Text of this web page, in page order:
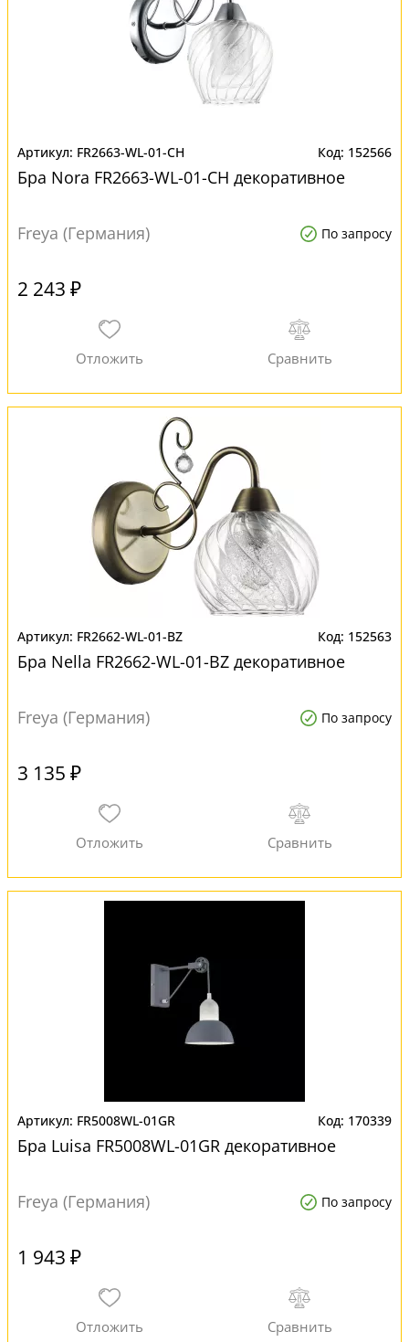
FR2663-WL-01-CH 152566
Бра Nora FR2663-WL-01-CH декоративное
Freya (Германия) По запросу
2 243 ₽
FR2662-WL-01-BZ 152563
Бра Nella FR2662-WL-01-BZ декоративное
Freya (Германия) По запросу
3 135 ₽
FR5008WL-01GR 170339
Бра Luisa FR5008WL-01GR декоративное
Freya (Германия) По запросу
1 943 ₽